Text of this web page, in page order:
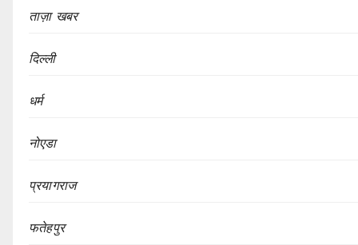
ताज़ा खबर
दिल्ली
धर्म
नोएडा
प्रयागराज
फतेहपुर